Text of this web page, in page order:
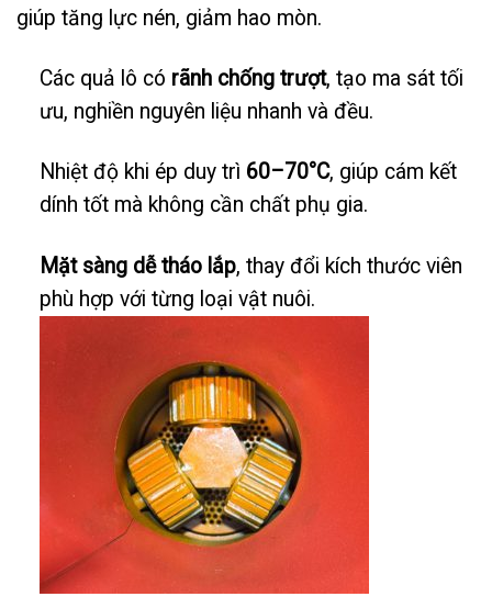
giúp tăng lực nén, giảm hao mòn.
Các quả lô có rãnh chống trượt, tạo ma sát tối
ưu, nghiền nguyên liệu nhanh và đều.
Nhiệt độ khi ép duy trì 60–70°C, giúp cám kết
dính tốt mà không cần chất phụ gia.
Mặt sàng dễ tháo lắp, thay đổi kích thước viên
phù hợp với từng loại vật nuôi.